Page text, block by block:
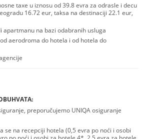
taxe u iznosu od 39.8 evra za odrasle i decu
16.72 eur, taksa na destinaciji 22.1 eur,
apartmanu na bazi odabranih usluga
aerodroma do hotela i od hotela do
preporučujemo UNIQA osiguranje
se na recepciji hotela (0,5 evra po noći i osobi